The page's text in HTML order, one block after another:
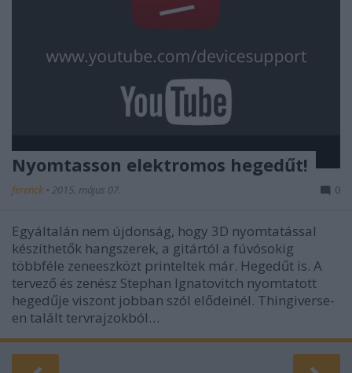
Nyomtasson elektromos hegedűt!
ferenck • 2015. május 07. 0
Egyáltalán nem újdonság, hogy 3D nyomtatással
készíthetők hangszerek, a gitártól a fúvósokig
többféle zeneeszközt printeltek már. Hegedűt is. A
tervező és zenész Stephan Ignatovitch nyomtatott
hegedűje viszont jobban szól elődeinél. Thingiverse-
en talált tervrajzokból…